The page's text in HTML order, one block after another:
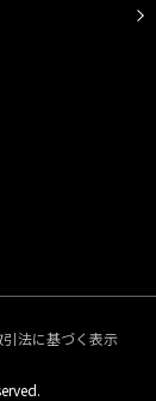
法に基づく表示